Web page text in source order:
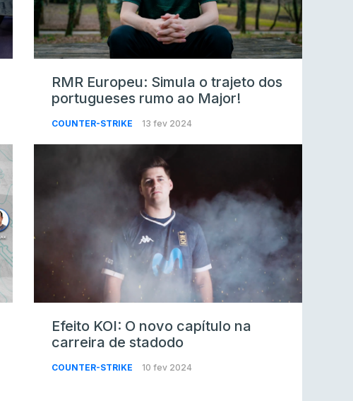
RMR Europeu: Simula o trajeto dos
portugueses rumo ao Major!
COUNTER-STRIKE 13 fev 2024
Efeito KOI: O novo capítulo na
carreira de stadodo
COUNTER-STRIKE 10 fev 2024